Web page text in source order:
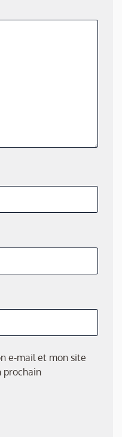
e-mail et mon site
prochain